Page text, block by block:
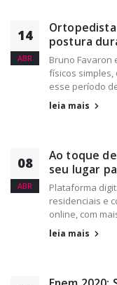
14
ABR
postura
Bruno Favaron
físicos
esse período
leia mais
08
ABR
Ao toque
seu lugar
Plataforma
residenciais e
online, com
leia mais